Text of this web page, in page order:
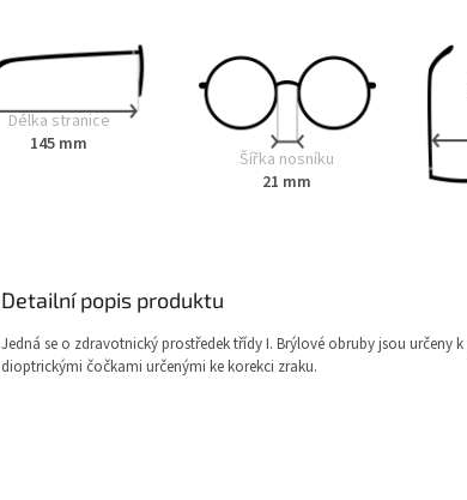
Délka stranice
145 mm
Šířka nosníku
21 mm
Detailní popis produktu
Jedná se o zdravotnický prostředek třídy I. Brýlové obruby jsou určeny
dioptrickými čočkami určenými ke korekci zraku.